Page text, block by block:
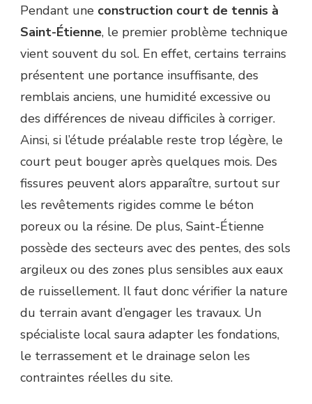
DE
TENNIS
SAINT-
ÉTIENNE
Pendant une construction court de tennis à
Saint-Étienne, le premier problème technique
vient souvent du sol. En effet, certains terrains
présentent une portance insuffisante, des
remblais anciens, une humidité excessive ou
des différences de niveau difficiles à corriger.
Ainsi, si l’étude préalable reste trop légère, le
court peut bouger après quelques mois. Des
fissures peuvent alors apparaître, surtout sur
les revêtements rigides comme le béton
poreux ou la résine. De plus, Saint-Étienne
possède des secteurs avec des pentes, des sols
argileux ou des zones plus sensibles aux eaux
de ruissellement. Il faut donc vérifier la nature
du terrain avant d’engager les travaux. Un
spécialiste local saura adapter les fondations,
le terrassement et le drainage selon les
contraintes réelles du site.